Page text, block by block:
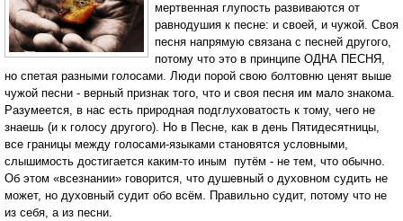
мертвенная глупость развиваются от
равнодушия к песне: и своей, и чужой. Своя
песня напрямую связана с песней другого,
потому что это в принципе ОДНА ПЕСНЯ,
но спетая разными голосами. Люди порой свою болтовню ценят выше
чужой песни - верный признак того, что и своя песня им мало знакома.
Разумеется, в нас есть природная подглуховатость к тому, чего не
знаешь (и к голосу другого). Но в Песне, как в день Пятидесятницы,
все границы между голосами-языками становятся условными,
слышимость достигается каким-то иным путём - не тем, что обычно.
Об этом «всезнании» говорится, что душевный о духовном судить не
может, но духовный судит обо всём. Правильно судит, потому что не
из себя, а из песни.